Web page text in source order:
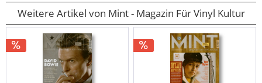
Weitere Artikel von Mint - Magazin Für Vinyl Kultur